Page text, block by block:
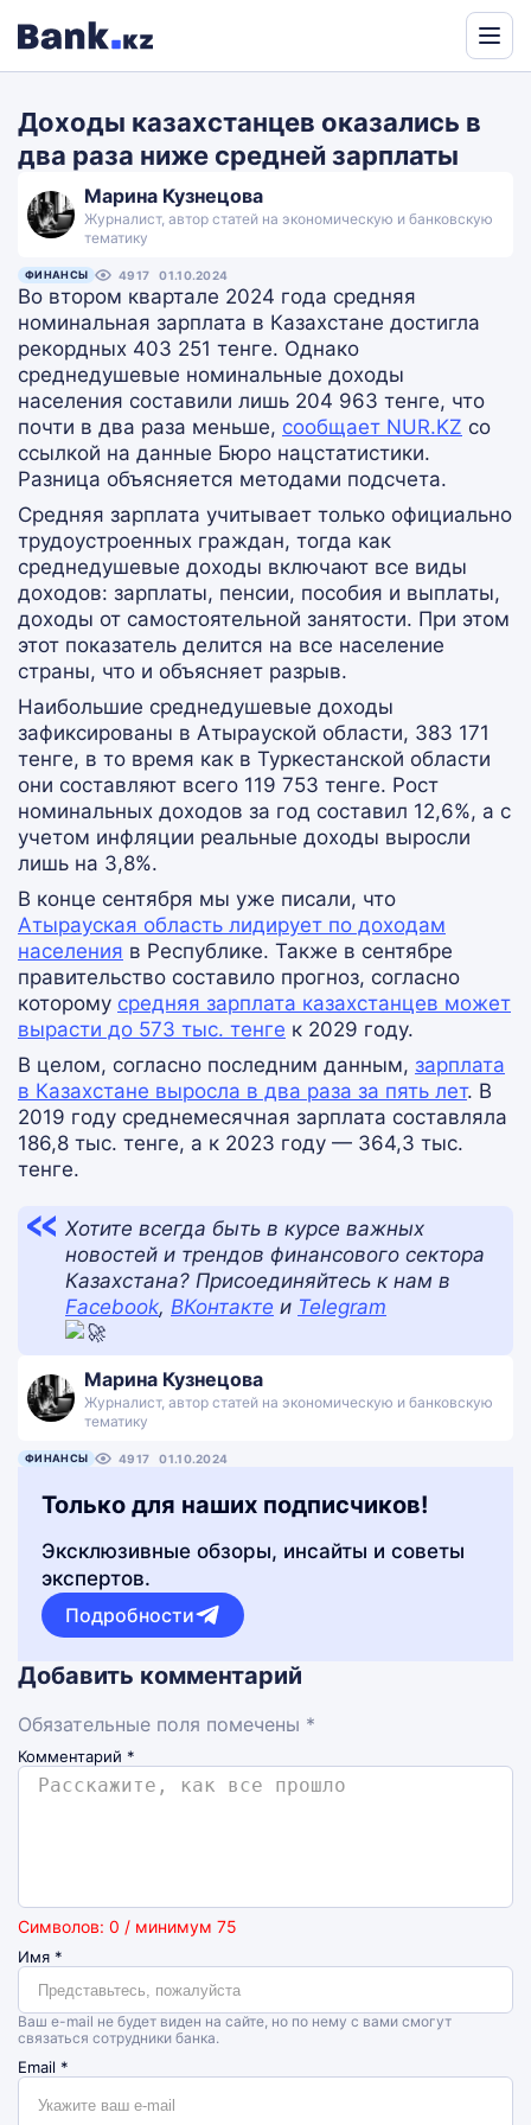
Translate
Доходы казахстанцев оказались в
два раза ниже средней зарплаты
Марина Кузнецова
Журналист, автор статей на экономическую и банковскую
тематику
ФИНАНСЫ 4917 01.10.2024
Во втором квартале 2024 года средняя
номинальная зарплата в Казахстане достигла
рекордных 403 251 тенге. Однако
среднедушевые номинальные доходы
населения составили лишь 204 963 тенге, что
почти в два раза меньше, сообщает NUR.KZ со
ссылкой на данные Бюро нацстатистики.
Разница объясняется методами подсчета.
Средняя зарплата учитывает только официально
трудоустроенных граждан, тогда как
среднедушевые доходы включают все виды
доходов: зарплаты, пенсии, пособия и выплаты,
доходы от самостоятельной занятости. При этом
этот показатель делится на все население
страны, что и объясняет разрыв.
Наибольшие среднедушевые доходы
зафиксированы в Атырауской области, 383 171
тенге, в то время как в Туркестанской области
они составляют всего 119 753 тенге. Рост
номинальных доходов за год составил 12,6%, а с
учетом инфляции реальные доходы выросли
лишь на 3,8%.
В конце сентября мы уже писали, что
Атырауская область лидирует по доходам
населения в Республике. Также в сентябре
правительство составило прогноз, согласно
которому средняя зарплата казахстанцев может
вырасти до 573 тыс. тенге к 2029 году.
В целом, согласно последним данным, зарплата
в Казахстане выросла в два раза за пять лет. В
2019 году среднемесячная зарплата составляла
186,8 тыс. тенге, а к 2023 году — 364,3 тыс.
тенге.
Хотите всегда быть в курсе важных
новостей и трендов финансового сектора
Казахстана? Присоединяйтесь к нам в
Facebook, ВКонтакте и Telegram
Марина Кузнецова
Журналист, автор статей на экономическую и банковскую
тематику
ФИНАНСЫ 4917 01.10.2024
Только для наших подписчиков!
Эксклюзивные обзоры, инсайты и советы
экспертов.
Подробности
Добавить комментарий
Обязательные поля помечены *
Комментарий *
Символов: 0 / минимум 75
Имя *
Ваш e-mail не будет виден на сайте, но по нему с вами смогут
связаться сотрудники банка.
Email *